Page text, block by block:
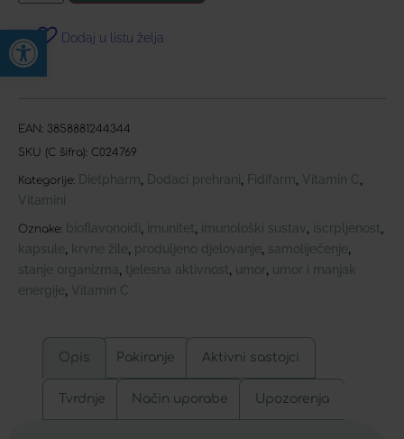
Open toolbar
Dodaj u listu želja
EAN: 3858881244344
SKU (C šifra): C024769
Kategorije: Dietpharm Dodaci prehrani Fidifarm Vitamin C
Vitamini
Oznake: bioflavonoidi imunitet imunološki sustav iscrpljenost
kapsule krvne žile produljeno djelovanje samoliječenje
stanje organizma tjelesna aktivnost umor umor i manjak
energije Vitamin C
Opis Pakiranje Aktivni sastojci
Tvrdnje Način uporabe Upozorenja